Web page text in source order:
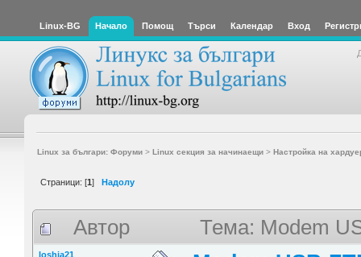
Linux-BG Начало Помощ Търси Календар Вход
Linux за българи: Форуми> Linux секция за начинаещи> Настройка на
Страници: [1] Надолу
Автор Тема: Modem
loshia21